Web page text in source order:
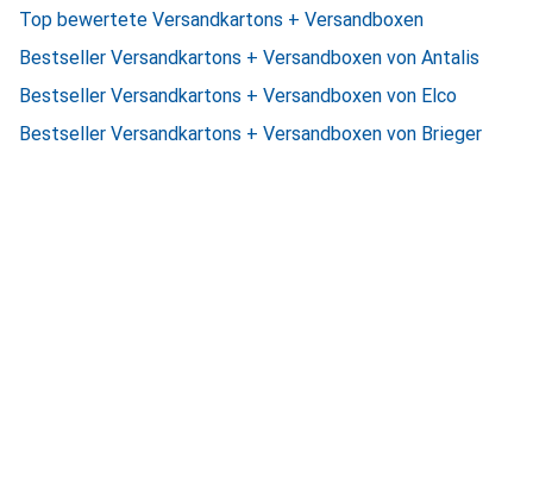
Top bewertete Versandkartons + Versandboxen
Bestseller Versandkartons + Versandboxen von Antalis
Bestseller Versandkartons + Versandboxen von Elco
Bestseller Versandkartons + Versandboxen von Brieger